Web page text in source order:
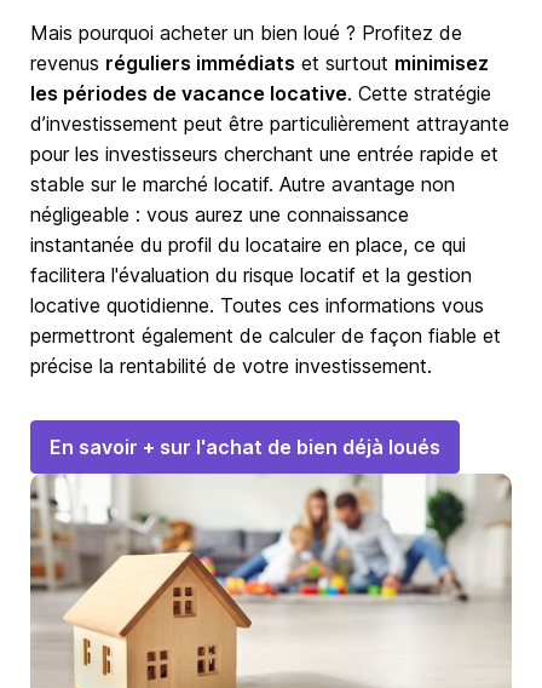
Mais pourquoi acheter un bien loué ? Profitez de
revenus réguliers immédiats et surtout minimisez
les périodes de vacance locative. Cette stratégie
d’investissement peut être particulièrement attrayante
pour les investisseurs cherchant une entrée rapide et
stable sur le marché locatif. Autre avantage non
négligeable : vous aurez une connaissance
instantanée du profil du locataire en place, ce qui
facilitera l'évaluation du risque locatif et la gestion
locative quotidienne. Toutes ces informations vous
permettront également de calculer de façon fiable et
précise la rentabilité de votre investissement.
En savoir + sur l'achat de bien déjà loués